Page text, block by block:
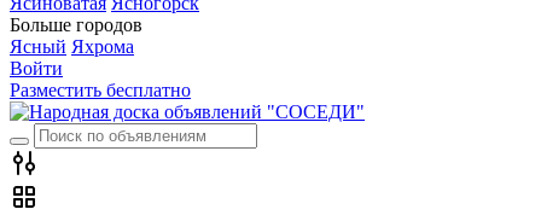
Больше городов
Ясный Яхрома
Войти
Разместить бесплатно